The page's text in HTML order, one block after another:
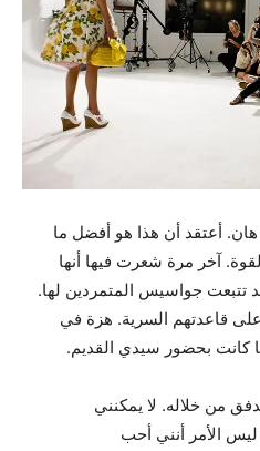
أعتقد أن هذا هو أفضل ما
آخر مرة شعرت فيها أنها
تتبعت جواسيس المتمردين لها.
قاعدتهم السرية. هزة في
كانت بحضور سيدي القديم.
من خلاله. لا يمكنني
الأمر أنني أحب